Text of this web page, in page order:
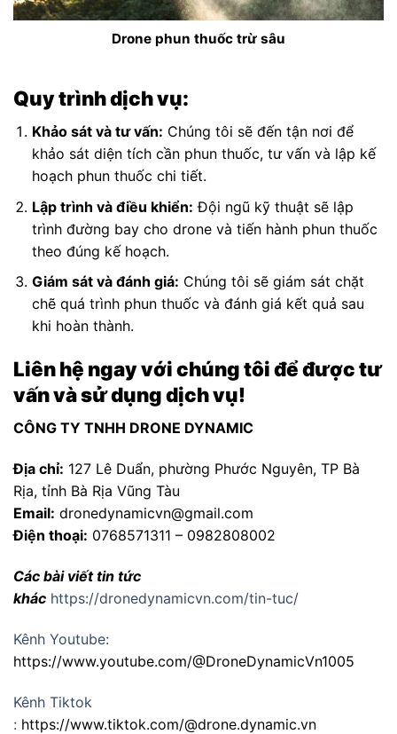
Drone phun thuốc trừ sâu
Quy trình dịch vụ:
Khảo sát và tư vấn: Chúng tôi sẽ đến tận nơi để
khảo sát diện tích cần phun thuốc, tư vấn và lập kế
hoạch phun thuốc chi tiết.
Lập trình và điều khiển: Đội ngũ kỹ thuật sẽ lập
trình đường bay cho drone và tiến hành phun thuốc
theo đúng kế hoạch.
Giám sát và đánh giá: Chúng tôi sẽ giám sát chặt
chẽ quá trình phun thuốc và đánh giá kết quả sau
khi hoàn thành.
Liên hệ ngay với chúng tôi để được tư
vấn và sử dụng dịch vụ!
CÔNG TY TNHH DRONE DYNAMIC
Địa chỉ: 127 Lê Duẩn, phường Phước Nguyên, TP Bà
Rịa, tỉnh Bà Rịa Vũng Tàu
Email: dronedynamicvn@gmail.com
Điện thoại: 0768571311 – 0982808002
Các bài viết tin tức
khác https://dronedynamicvn.com/tin-tuc/
Kênh Youtube:
https://www.youtube.com/@DroneDynamicVn1005
Kênh Tiktok
: https://www.tiktok.com/@drone.dynamic.vn